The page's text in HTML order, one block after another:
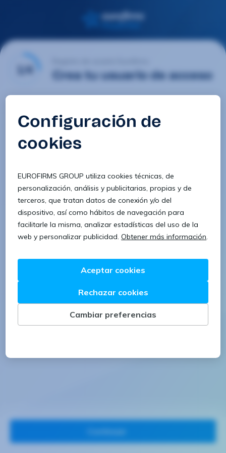
1/4 Crea tu usuario de acceso
Contraseña
Confirmar contraseña
8 caracteres 1 letra minúscula
1 letra mayúscula 1 número